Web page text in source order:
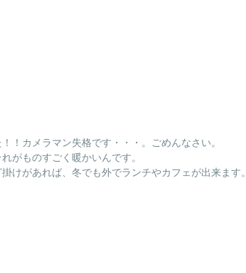
！カメラマン失格です・・・。ごめんなさい。
がものすごく暖かいんです。
けがあれば、冬でも外でランチやカフェが出来ます。